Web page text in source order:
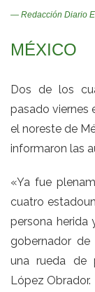
— Redacción Diario
MÉXICO
Dos de los
pasado viernes
el noreste de
informaron las
«Ya fue
cuatro
persona herida
gobernador de
una rueda de
López Obrador.